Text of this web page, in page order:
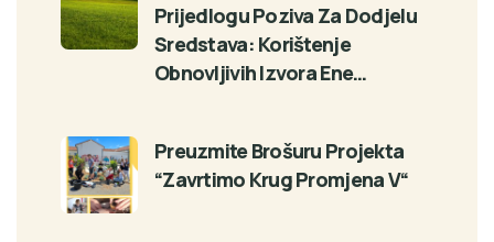
Prijedlogu Poziva Za Dodjelu
Sredstava: Korištenje
Obnovljivih Izvora Ene…
Preuzmite Brošuru Projekta
“Zavrtimo Krug Promjena V“